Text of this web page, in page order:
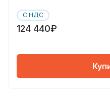
С НДС
124 440₽